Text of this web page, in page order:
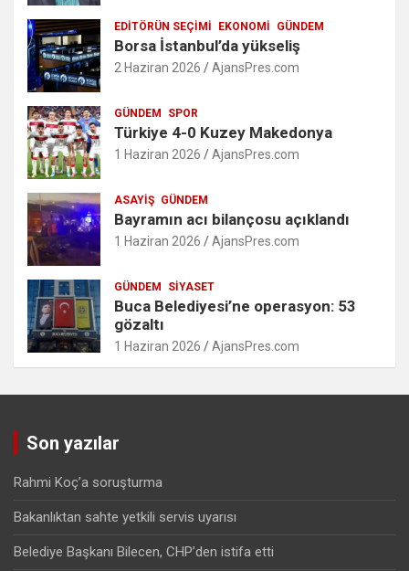
EDITÖRÜN SEÇIMI EKONOMI GÜNDEM
Borsa İstanbul’da yükseliş
2 Haziran 2026 AjansPres.com
GÜNDEM SPOR
Türkiye 4-0 Kuzey Makedonya
1 Haziran 2026 AjansPres.com
ASAYIŞ GÜNDEM
Bayramın acı bilançosu açıklandı
1 Haziran 2026 AjansPres.com
GÜNDEM SIYASET
Buca Belediyesi’ne operasyon: 53
gözaltı
1 Haziran 2026 AjansPres.com
Son yazılar
Rahmi Koç’a soruşturma
Bakanlıktan sahte yetkili servis uyarısı
Belediye Başkanı Bilecen, CHP’den istifa etti